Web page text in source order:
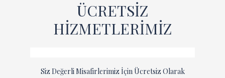
ÜCRETSİZ
HİZMETLERİMİZ
Siz Değerli Misafirlerimiz İçin Ücretsiz Olarak